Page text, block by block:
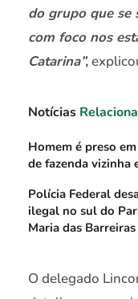
do grupo que se
com foco nos
Catarina”,
Notícias
Homem é preso
de fazenda vizinha
Polícia Federal
ilegal no sul do
Maria das Barreiras
O delegado